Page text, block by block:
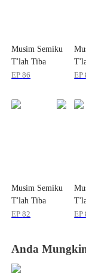
Musim Semiku
T'lah Tiba
EP86 EP
Musim Semiku
T'lah Tiba
EP82 EP
Anda